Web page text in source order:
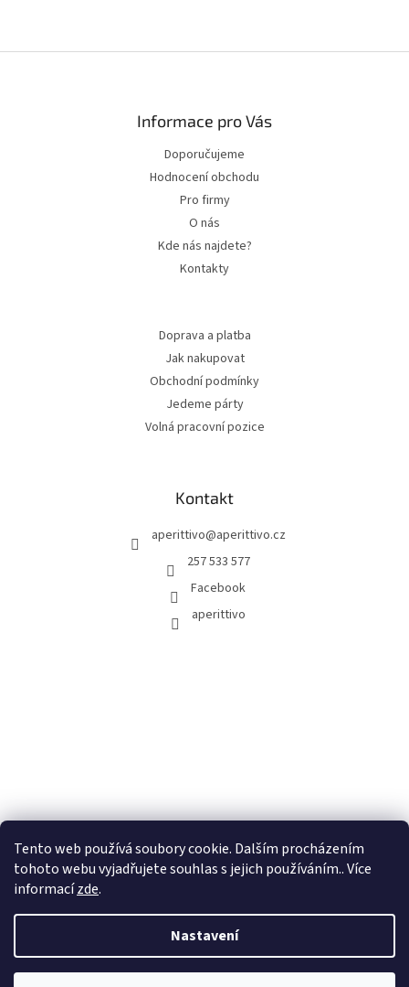
Tento web používá soubory cookie. Dalším procházením
tohoto webu vyjadřujete souhlas s jejich používáním.. Více
informacízde.
Nastavení
Informace pro Vás
Doporučujeme
Hodnocení obchodu
Pro firmy
O nás
Kde nás najdete?
Kontakty
Doprava a platba
Jak nakupovat
Obchodní podmínky
Jedeme párty
Volná pracovní pozice
Kontakt
aperittivo@aperittivo.cz
257 533 577
Facebook
aperittivo
Vytvořil Shoptet